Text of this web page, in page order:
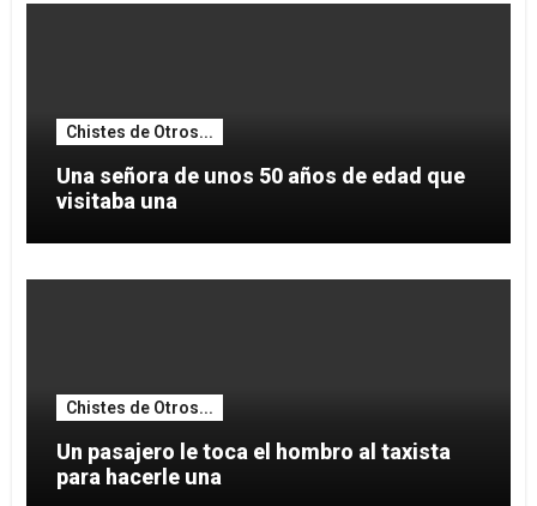
Chistes de Otros...
Una señora de unos 50 años de edad que
visitaba una
Chistes de Otros...
Un pasajero le toca el hombro al taxista
para hacerle una